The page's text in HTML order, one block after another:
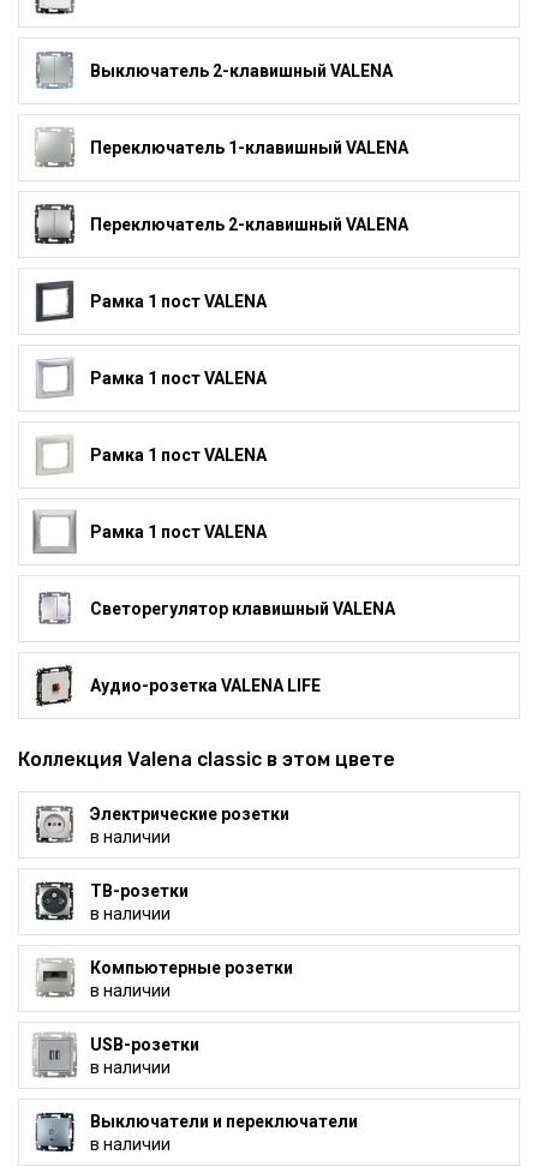
Выключатель 2-клавишный VALENA
Переключатель 1-клавишный VALENA
Переключатель 2-клавишный VALENA
Рамка 1 пост VALENA
Рамка 1 пост VALENA
Рамка 1 пост VALENA
Рамка 1 пост VALENA
Светорегулятор клавишный VALENA
Аудио-розетка VALENA LIFE
Коллекция Valena classic в этом цвете
Электрические розетки
в наличии
ТВ-розетки
в наличии
Компьютерные розетки
в наличии
USB-розетки
в наличии
Выключатели и переключатели
в наличии